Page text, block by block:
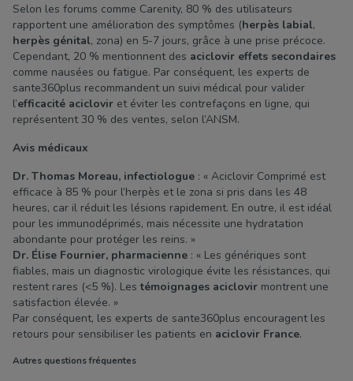
Selon les forums comme Carenity, 80 % des utilisateurs
rapportent une amélioration des symptômes (herpès labial,
herpès génital, zona) en 5-7 jours, grâce à une prise précoce.
Cependant, 20 % mentionnent des aciclovir effets secondaires
comme nausées ou fatigue. Par conséquent, les experts de
sante360plus recommandent un suivi médical pour valider
l’efficacité aciclovir et éviter les contrefaçons en ligne, qui
représentent 30 % des ventes, selon l’ANSM.
Avis médicaux
Dr. Thomas Moreau, infectiologue : « Aciclovir Comprimé est
efficace à 85 % pour l’herpès et le zona si pris dans les 48
heures, car il réduit les lésions rapidement. En outre, il est idéal
pour les immunodéprimés, mais nécessite une hydratation
abondante pour protéger les reins. »
Dr. Élise Fournier, pharmacienne : « Les génériques sont
fiables, mais un diagnostic virologique évite les résistances, qui
restent rares (<5 %). Lestémoignages aciclovir montrent une
satisfaction élevée. »
Par conséquent, les experts de sante360plus encouragent les
retours pour sensibiliser les patients en aciclovir France.
Autres questions fréquentes